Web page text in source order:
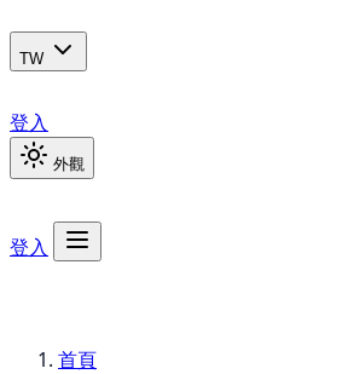
TW
登入
外觀
登入
首頁